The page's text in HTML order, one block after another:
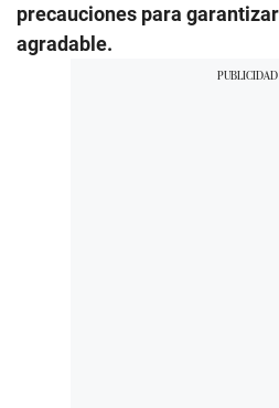
precauciones para
agradable.